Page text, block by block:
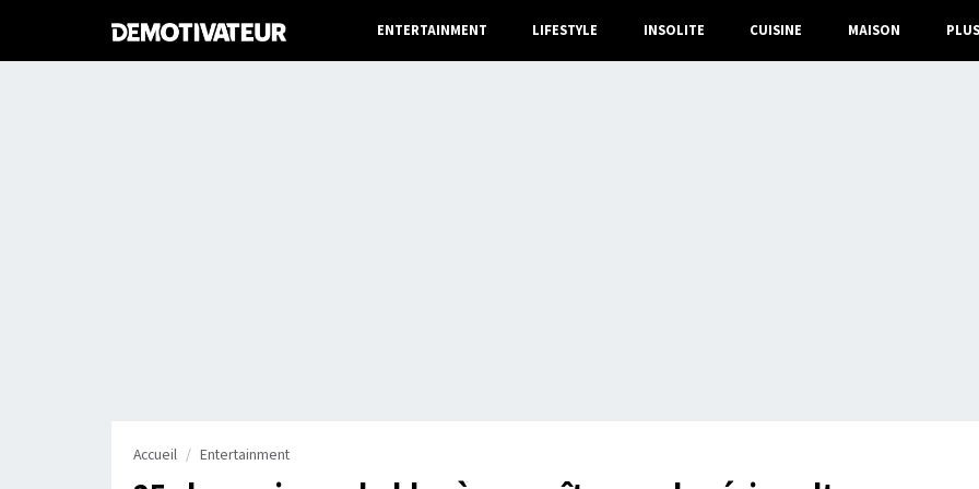
ENTERTAINMENT LIFESTYLE INSOLITE CUISINE MAISON PLUS
Accueil Entertainment